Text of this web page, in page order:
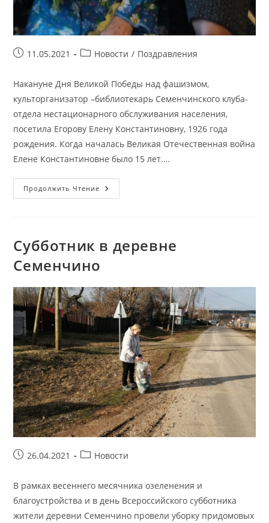
Запись11.05.2021
Рубрика
Новости / Поздравления
Накануне Дня Великой Победы над фашизмом,
культорганизатор –библиотекарь Семенчинского клуба-
отдела нестационарного обслуживания населения,
посетила Егорову Елену Константиновну, 1926 года
рождения. Когда началась Великая Отечественная война
Елене Константиновне было 15 лет.…
Продолжить Чтение Поздравление
С
Субботник в деревне
Семенчино
Запись26.04.2021
Рубрика
Новости
В рамках весеннего месячника озеленения и
благоустройства и в день Всероссийского субботника
жители деревни Семенчино провели уборку придомовых